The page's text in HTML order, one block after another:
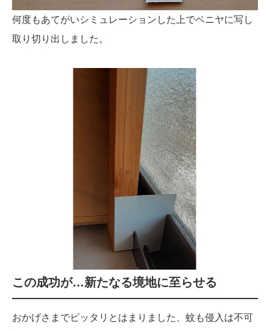
何度もあてがいシミュレーションした上でベニヤに写し
取り切り出しました。
この成功が…新たなる境地に至らせる
おかげさまでピッタリとはまりました、蚊も侵入は不可